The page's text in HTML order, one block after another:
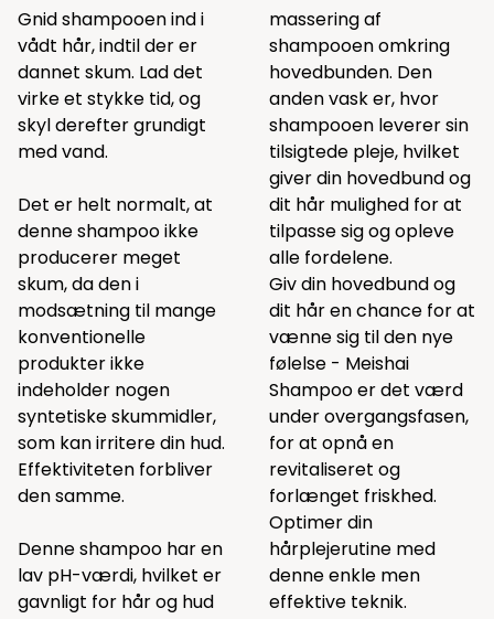
Gnid shampooen ind i
vådt hår, indtil der er
dannet skum. Lad det
virke et stykke tid, og
skyl derefter grundigt
med vand.
Det er helt normalt, at
denne shampoo ikke
producerer meget
skum, da den i
modsætning til mange
konventionelle
produkter ikke
indeholder nogen
syntetiske skummidler,
som kan irritere din hud.
Effektiviteten forbliver
den samme.
Denne shampoo har en
lav pH-værdi, hvilket er
gavnligt for hår og hud
massering af
shampooen omkring
hovedbunden. Den
anden vask er, hvor
shampooen leverer sin
tilsigtede pleje, hvilket
giver din hovedbund og
dit hår mulighed for at
tilpasse sig og opleve
alle fordelene.
Giv din hovedbund og
dit hår en chance for at
vænne sig til den nye
følelse - Meishai
Shampoo er det værd
under overgangsfasen,
for at opnå en
revitaliseret og
forlænget friskhed.
Optimer din
hårplejerutine med
denne enkle men
effektive teknik.